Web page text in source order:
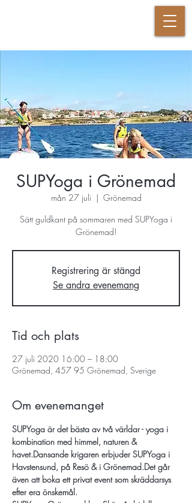
SUPYoga i Grönemad
mån 27 juli
  |
Grönemad
Sätt guldkant på sommaren med SUPYoga i
Grönemad!
Registrering är stängd
Se andra evenemang
Tid och plats
27 juli 2020 16:00 – 18:00
Grönemad, 457 95 Grönemad, Sverige
Om evenemanget
SUPYoga är det bästa av två världar - yoga i
kombination med himmel, naturen &
havet.Dansande krigaren erbjuder SUPYoga i
Havstensund, på Resö & i Grönemad.Det går
även att boka ett privat event som skräddarsys
efter era önskemål.